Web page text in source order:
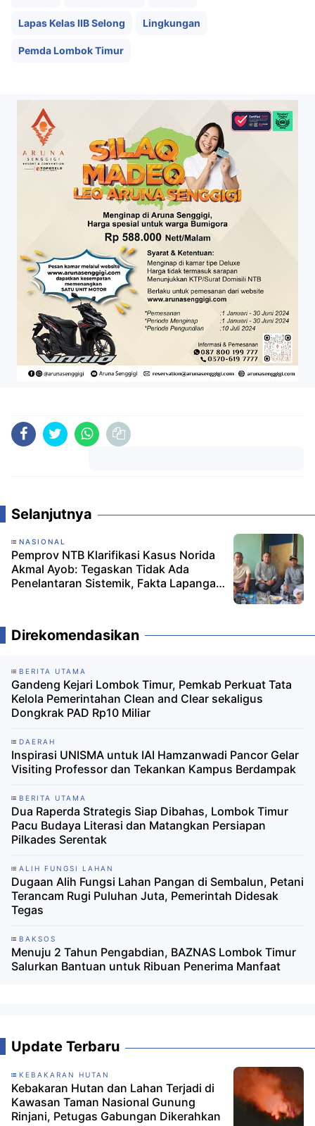
Lapas Kelas IIB Selong Lingkungan
Pemda Lombok Timur
Selanjutnya
NASIONAL
Pemprov NTB Klarifikasi Kasus Norida
Akmal Ayob: Tegaskan Tidak Ada
Penelantaran Sistemik, Fakta Lapangan
Direkomendasikan
BERITA UTAMA
Gandeng Kejari Lombok Timur, Pemkab Perkuat Tata
Kelola Pemerintahan Clean and Clear sekaligus
Dongkrak PAD Rp10 Miliar
DAERAH
Inspirasi UNISMA untuk IAI Hamzanwadi Pancor Gelar
Visiting Professor dan Tekankan Kampus Berdampak
BERITA UTAMA
Dua Raperda Strategis Siap Dibahas, Lombok Timur
Pacu Budaya Literasi dan Matangkan Persiapan
Pilkades Serentak
ALIH FUNGSI LAHAN
Dugaan Alih Fungsi Lahan Pangan di Sembalun, Petani
Terancam Rugi Puluhan Juta, Pemerintah Didesak
Tegas
BAKSOS
Menuju 2 Tahun Pengabdian, BAZNAS Lombok Timur
Salurkan Bantuan untuk Ribuan Penerima Manfaat
Update Terbaru
KEBAKARAN HUTAN
Kebakaran Hutan dan Lahan Terjadi di
Kawasan Taman Nasional Gunung
Rinjani, Petugas Gabungan Dikerahkan